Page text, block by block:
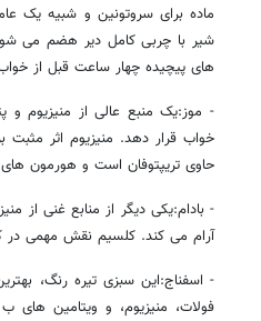
ماده برای سروتونین و شبیه
شیر با چربی کامل دیر هضم می
های پیچیده چهار ساعت قبل از
- موز:یک منبع عالی از منیزیوم
خواب قرار دهد. منیزیوم اثر
حاوی تریپتوفان است و هورمون های
- بادام:یکی دیگر از منابع غنی از
آرام می کند. کلسیم نقش مهمی در
- اسفناج:این سبزی تیره رنگ،